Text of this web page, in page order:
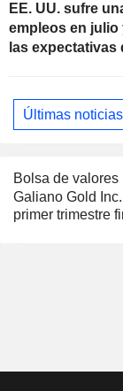
EE. UU. sufre
empleos en julio
las
Últimas noticias
Bolsa de valores
Galiano Gold
primer trimestre